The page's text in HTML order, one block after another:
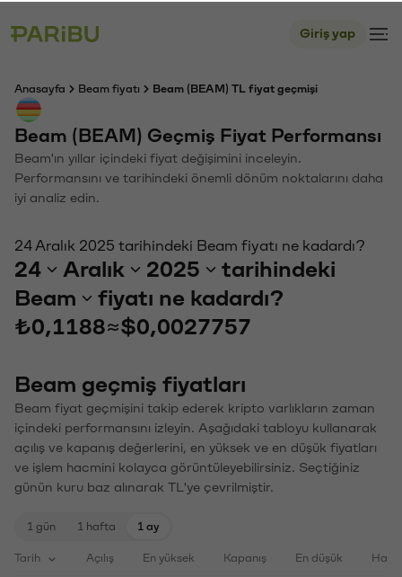
Giriş yap
Anasayfa Beam fiyatı Beam (BEAM) TL fiyat geçmişi
Beam (BEAM) Geçmiş Fiyat Performansı
Beam'ın yıllar içindeki fiyat değişimini inceleyin.
Performansını ve tarihindeki önemli dönüm noktalarını daha
iyi analiz edin.
24 Aralık 2025 tarihindeki Beam fiyatı ne kadardı?
24 Aralık 2025
tarihindeki
Beam
fiyatı ne kadardı?
₺0,1188≈$0,0027757
Beam geçmiş fiyatları
Beam fiyat geçmişini takip ederek kripto varlıkların zaman
içindeki performansını izleyin. Aşağıdaki tabloyu kullanarak
açılış ve kapanış değerlerini, en yüksek ve en düşük fiyatları
ve işlem hacmini kolayca görüntüleyebilirsiniz. Seçtiğiniz
günün kuru baz alınarak TL'ye çevrilmiştir.
1 gün 1 hafta 1 ay
Tarih Açılış En yüksek Kapanış En düşük